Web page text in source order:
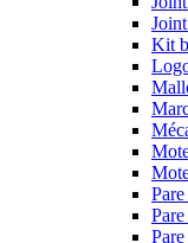
Kit